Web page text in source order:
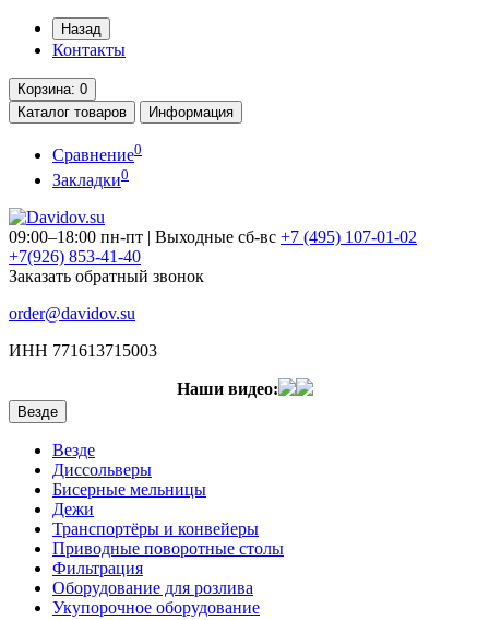
Назад
Контакты
Корзина: 0
Каталог товаров Информация
Сравнение0
Закладки0
09:00–18:00 пн-пт | Выходные сб-вс +7 (495) 107-01-02
+7(926) 853-41-40
Заказать обратный звонок
order@davidov.su
ИНН 771613715003
Наши видео:
Везде
Везде
Диссольверы
Бисерные мельницы
Дежи
Транспортёры и конвейеры
Приводные поворотные столы
Фильтрация
Оборудование для розлива
Укупорочное оборудование